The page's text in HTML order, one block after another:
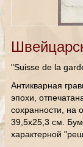
"Suisse de la
Антикварная
эпохи,
сохранности, на
39,5х25,3 см.
характерной